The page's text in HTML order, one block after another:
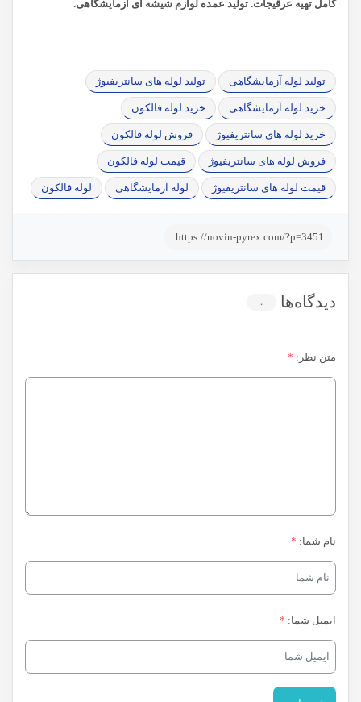
کامل تهیه عرقیجات. تولید عمده لوازم شیشه ای آزمایشگاهی.
تولید لوله آزمایشگاهی تولید لوله های سانتریفیوژ
خرید لوله آزمایشگاهی خرید لوله فالکون
خرید لوله های سانتریفیوژ فروش لوله فالکون
فروش لوله های سانتریفیوژ قیمت لوله فالکون
قیمت لوله های سانتریفیوژ لوله آزمایشگاهی لوله فالکون
https://novin-pyrex.com/?p=3451
دیدگاه‌ها ۰
متن نظر: *
نام شما: *
ایمیل شما: *